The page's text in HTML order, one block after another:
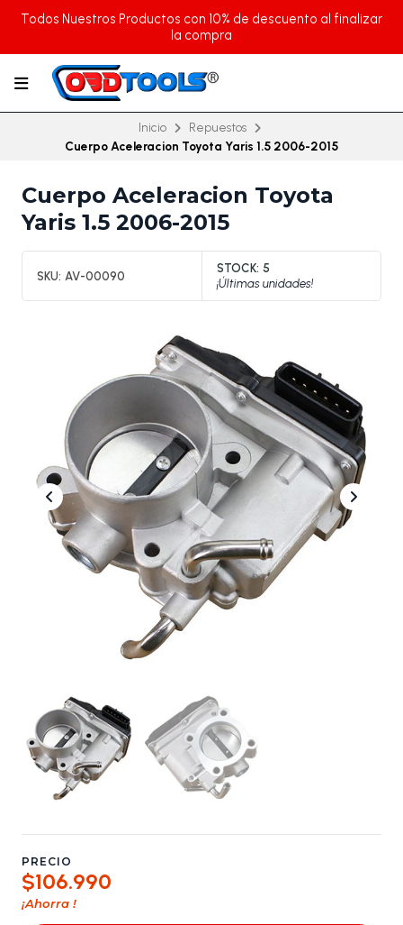
Todos Nuestros Productos con 10% de descuento al finalizar
la compra
Inicio
Repuestos
Cuerpo Aceleracion Toyota Yaris 1.5 2006-2015
Cuerpo Aceleracion Toyota
Yaris 1.5 2006-2015
SKU: AV-00090
STOCK: 5
¡Últimas unidades!
PRECIO
$106.990
¡Ahorra !